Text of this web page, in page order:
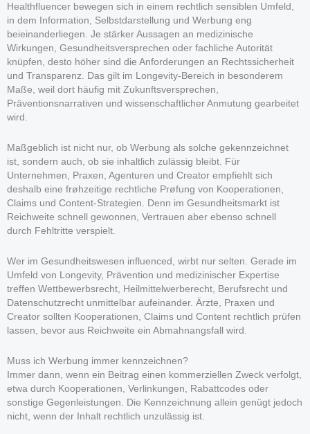
Healthfluencer bewegen sich in einem rechtlich sensiblen Umfeld,
in dem Information, Selbstdarstellung und Werbung eng
beieinanderliegen. Je stärker Aussagen an medizinische
Wirkungen, Gesundheitsversprechen oder fachliche Autorität
knüpfen, desto höher sind die Anforderungen an Rechtssicherheit
und Transparenz. Das gilt im Longevity-Bereich in besonderem
Maße, weil dort häufig mit Zukunftsversprechen,
Präventionsnarrativen und wissenschaftlicher Anmutung gearbeitet
wird.
Maßgeblich ist nicht nur, ob Werbung als solche gekennzeichnet
ist, sondern auch, ob sie inhaltlich zulässig bleibt. Für
Unternehmen, Praxen, Agenturen und Creator empfiehlt sich
deshalb eine frøhzeitige rechtliche Prøfung von Kooperationen,
Claims und Content-Strategien. Denn im Gesundheitsmarkt ist
Reichweite schnell gewonnen, Vertrauen aber ebenso schnell
durch Fehltritte verspielt.
Wer im Gesundheitswesen influenced, wirbt nur selten. Gerade im
Umfeld von Longevity, Prävention und medizinischer Expertise
treffen Wettbewerbsrecht, Heilmittelwerberecht, Berufsrecht und
Datenschutzrecht unmittelbar aufeinander. Ärzte, Praxen und
Creator sollten Kooperationen, Claims und Content rechtlich prüfen
lassen, bevor aus Reichweite ein Abmahnangsfall wird.
Muss ich Werbung immer kennzeichnen?
Immer dann, wenn ein Beitrag einen kommerziellen Zweck verfolgt,
etwa durch Kooperationen, Verlinkungen, Rabattcodes oder
sonstige Gegenleistungen. Die Kennzeichnung allein genügt jedoch
nicht, wenn der Inhalt rechtlich unzulässig ist.